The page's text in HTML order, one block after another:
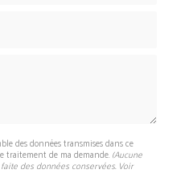
des données transmises dans ce
traitement de ma demande.(Aucune
des données conservées. Voir